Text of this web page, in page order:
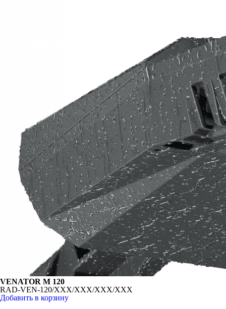
VENATOR M 120
RAD-VEN-120/XXX/XXX/XXX/XXX
Добавить в корзину